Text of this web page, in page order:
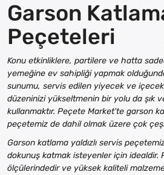
Garson
Peçeteleri
Konu etkinliklere, partilere ve hatta
yemeğine ev sahipliği yapmak
sunumu, servis edilen yiyecek ve
düzeninizi yükseltmenin bir yolu da şık
kullanmaktır. Peçete Market'te garson
peçetemiz de dahil olmak üzere çok
Garson katlama yaldızlı servis
dokunuş katmak isteyenler için idealdir.
ölçülerindedir ve yüksek kaliteli